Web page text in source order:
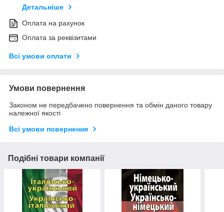
Детальніше
Оплата на рахунок
Оплата за реквізитами
Всі умови оплати
Умови повернення
Законом не передбачено повернення та обмін даного товару
належної якості
Всі умови повернення
Подібні товари компанії